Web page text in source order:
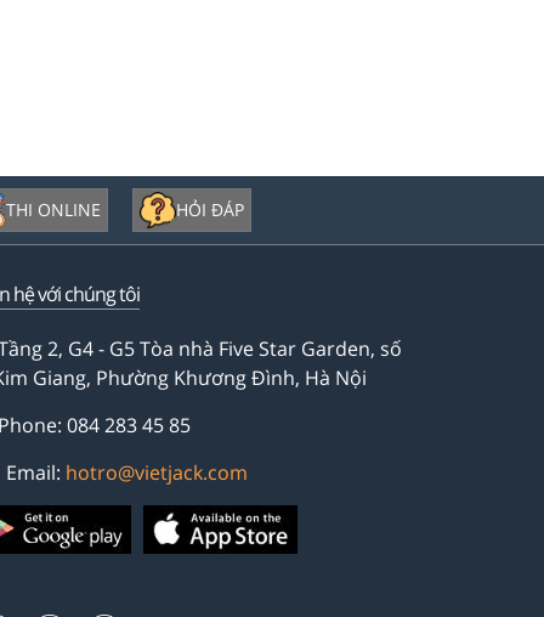
THI ONLINE HỎI ĐÁP
hệ với chúng tôi
2, G4 - G5 Tòa nhà Five Star Garden, số
Giang, Phường Khương Đình, Hà Nội
Phone: 084 283 45 85
Email: hotro@vietjack.com